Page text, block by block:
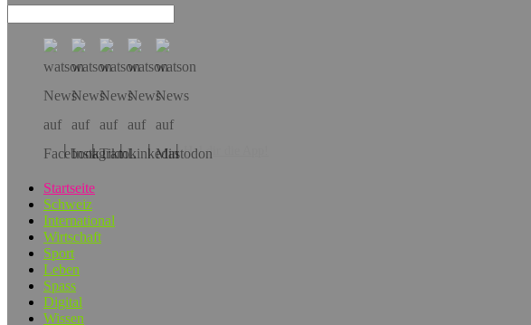
Hol dir die App!
Startseite
Schweiz
International
Wirtschaft
Sport
Leben
Spass
Digital
Wissen